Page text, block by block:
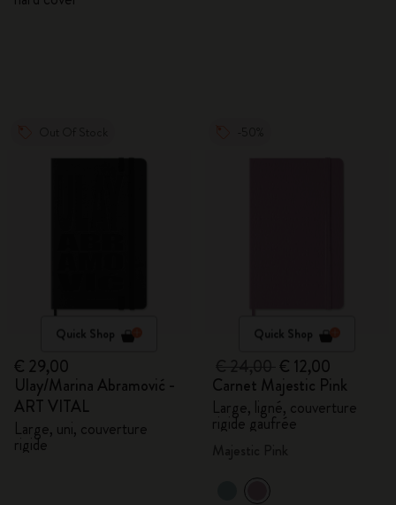
Quick Shop
€ 29,00
Ulay/Marina Abramović -
ART VITAL
Large, uni, couverture
rigide
Quick Shop
€ 12,00
Carnet Majestic Pink
Large, ligné, couverture
rigide gaufrée